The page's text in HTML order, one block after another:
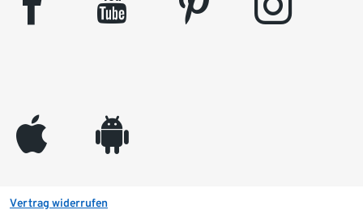
appleinc android
Vertrag widerrufen